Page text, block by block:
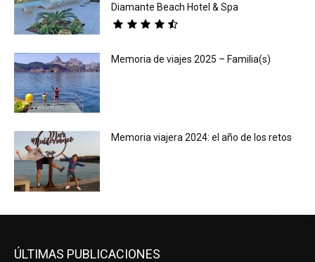
Diamante Beach Hotel & Spa
Memoria de viajes 2025 – Familia(s)
Memoria viajera 2024: el año de los retos
ÚLTIMAS PUBLICACIONES